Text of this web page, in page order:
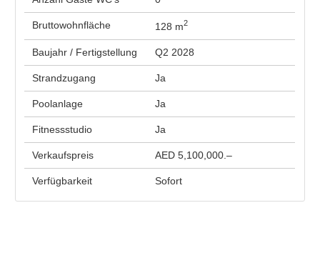
Bruttowohnfläche 128 m2
Baujahr / Fertigstellung Q2 2028
Strandzugang Ja
Poolanlage Ja
Fitnessstudio Ja
Verkaufspreis AED 5,100,000.–
Verfügbarkeit Sofort